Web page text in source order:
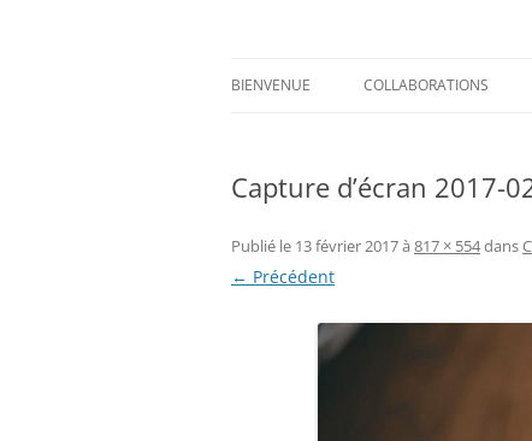
BIENVENUE COLLABORATIONS
Capture d’écran 2017-
Publié le 13 février 2017à 817 × 554dans
← Précédent